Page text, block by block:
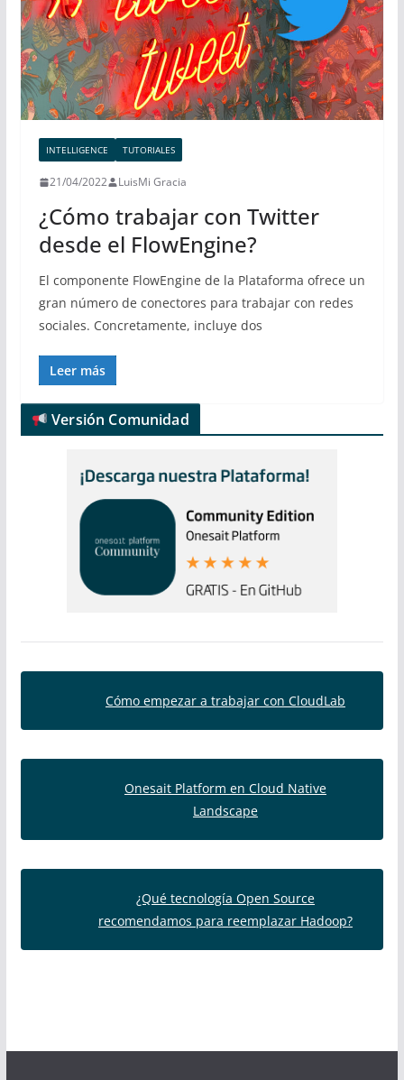
INTELLIGENCE TUTORIALES
21/04/2022 LuisMi Gracia
¿Cómo trabajar con Twitter
desde el FlowEngine?
El componente FlowEngine de la Plataforma ofrece un
gran número de conectores para trabajar con redes
sociales. Concretamente, incluye dos
Leer más
Versión Comunidad
Cómo empezar a trabajar con CloudLab
Onesait Platform en Cloud Native
Landscape
¿Qué tecnología Open Source
recomendamos para reemplazar Hadoop?